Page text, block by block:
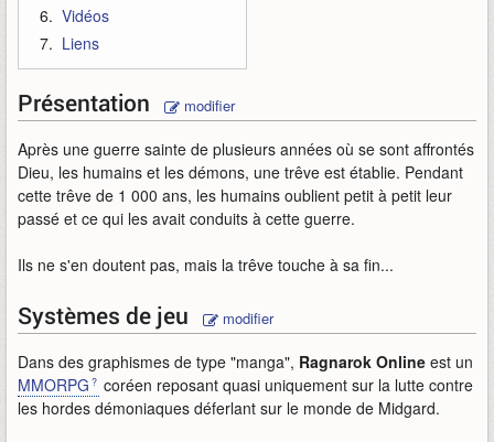
Vidéos
Liens
Présentation modifier
Après une guerre sainte de plusieurs années où se sont affrontés
Dieu, les humains et les démons, une trêve est établie. Pendant
cette trêve de 1 000 ans, les humains oublient petit à petit leur
passé et ce qui les avait conduits à cette guerre.
Ils ne s'en doutent pas, mais la trêve touche à sa fin...
Systèmes de jeu modifier
Dans des graphismes de type "manga", Ragnarok Online est un
MMORPG
coréen reposant quasi uniquement sur la lutte contre
les hordes démoniaques déferlant sur le monde de Midgard.